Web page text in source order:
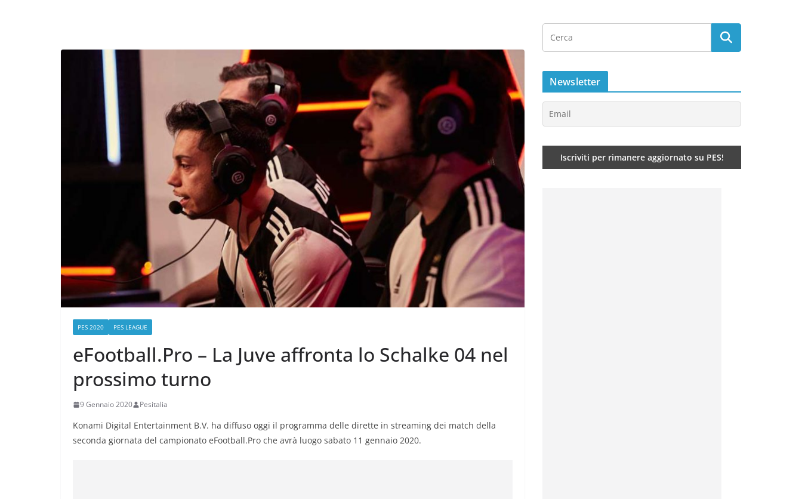
PES 2020 PES LEAGUE
eFootball.Pro – La Juve affronta lo Schalke 04 nel
prossimo turno
9 Gennaio 2020 Pesitalia
Konami Digital Entertainment B.V. ha diffuso oggi il programma delle dirette in streaming dei match della
seconda giornata del campionato eFootball.Pro che avrà luogo sabato 11 gennaio 2020.
Newsletter